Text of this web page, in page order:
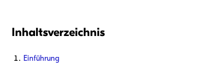
Inhaltsverzeichnis
Einführung